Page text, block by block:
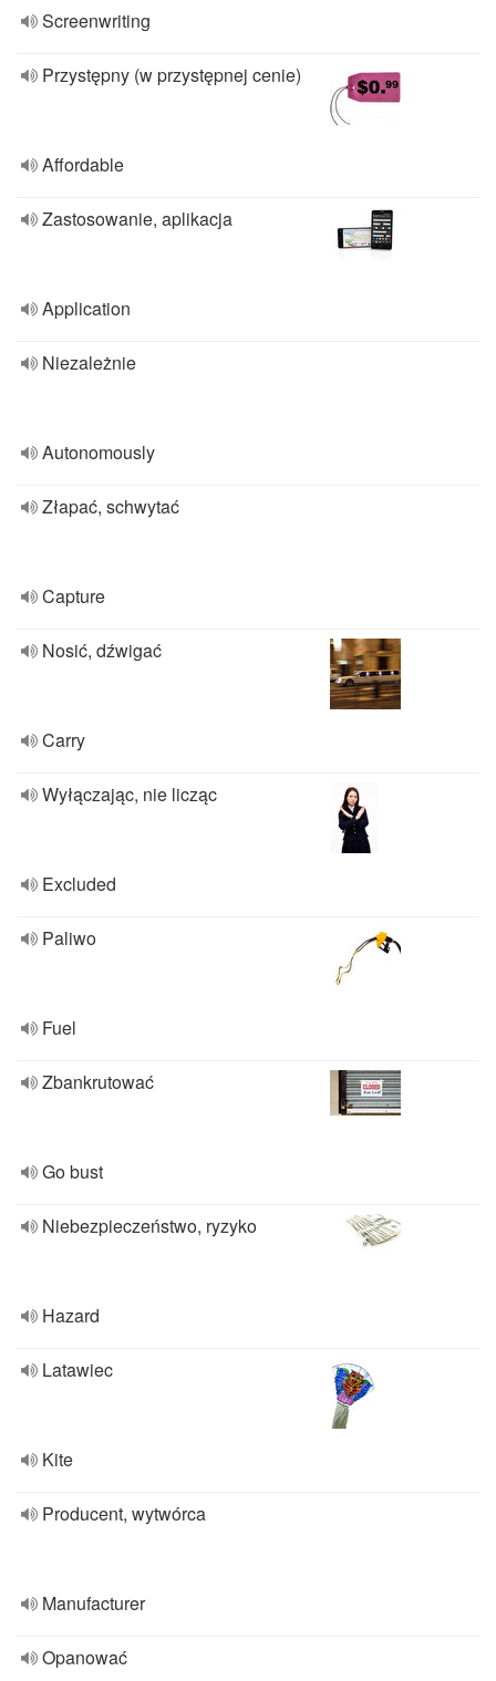
Screenwriting
Przystępny (w przystępnej cenie)
Affordable
Zastosowanie, aplikacja
Application
Niezależnie
Autonomously
Złapać, schwytać
Capture
Nosić, dźwigać
Carry
Wyłączając, nie licząc
Excluded
Paliwo
Fuel
Zbankrutować
Go bust
Niebezpieczeństwo, ryzyko
Hazard
Latawiec
Kite
Producent, wytwórca
Manufacturer
Opanować